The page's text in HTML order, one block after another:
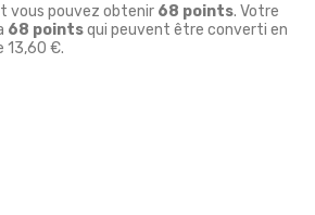
vous pouvez obtenir 68 points. Votre
68 pointsqui peuvent être converti en
13,60 €.